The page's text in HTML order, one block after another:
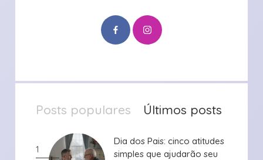
Posts populares Últimos posts
1
Dia dos Pais: cinco atitudes
simples que ajudarão seu
Dia dos Pais: cinco atitudes
simples que ajudarão seu